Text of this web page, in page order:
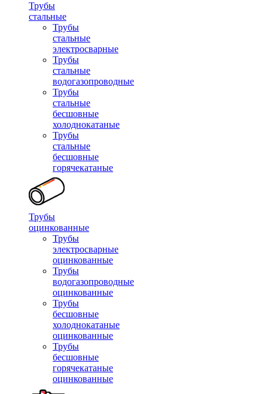
Трубы
стальные
Трубы
стальные
электросварные
Трубы
стальные
водогазопроводные
Трубы
стальные
бесшовные
холоднокатаные
Трубы
стальные
бесшовные
горячекатаные
Трубы
оцинкованные
Трубы
электросварные
оцинкованные
Трубы
водогазопроводные
оцинкованные
Трубы
бесшовные
холоднокатаные
оцинкованные
Трубы
бесшовные
горячекатаные
оцинкованные